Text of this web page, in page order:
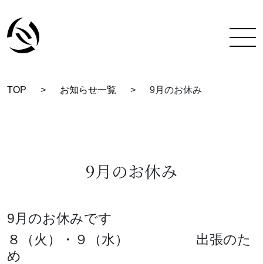
教室一覧
スタッフ紹介
TOP > お知らせ一覧 > 9月のお休み
9月のお休み
9月のお休みです
８（火）・９（水） 出張のた
め